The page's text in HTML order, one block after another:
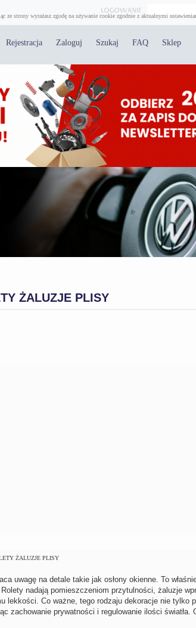
strony wyrażasz zgodę na używanie cookie zgodnie z aktualnymi
Rejestracja Zaloguj Szukaj FAQ Sklep
ŻALUZJE PLISY
ŻALUZJE PLISY
uwagę na detale takie jak osłony okienne. To
nadają pomieszczeniom przytulności, żaluzje
lekkości. Co ważne, tego rodzaju dekoracje nie tylko
zachowanie prywatności i regulowanie ilości